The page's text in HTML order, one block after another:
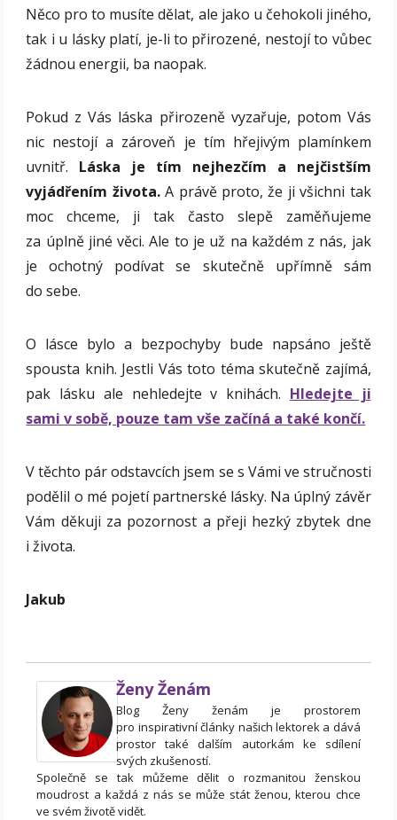
Něco pro to musíte dělat, ale jako u čehokoli jiného,
tak i u lásky platí, je-li to přirozené, nestojí to vůbec
žádnou energii, ba naopak.
Pokud z Vás láska přirozeně vyzařuje, potom Vás
nic nestojí a zároveň je tím hřejivým plamínkem
uvnitř. Láska je tím nejhezčím a nejčistším
vyjádřením života.A právě proto, že ji všichni tak
moc chceme, ji tak často slepě zaměňujeme
za úplně jiné věci. Ale to je už na každém z nás, jak
je ochotný podívat se skutečně upřímně sám
do sebe.
O lásce bylo a bezpochyby bude napsáno ještě
spousta knih. Jestli Vás toto téma skutečně zajímá,
pak lásku ale nehledejte v knihách. Hledejte ji
sami v sobě, pouze tam vše začíná a také končí.
V těchto pár odstavcích jsem se s Vámi ve stručnosti
podělil o mé pojetí partnerské lásky. Na úplný závěr
Vám děkuji za pozornost a přeji hezký zbytek dne
i života.
Jakub
Ženy Ženám
Blog Ženy ženám je prostorem
pro inspirativní články našich lektorek a dává
prostor také dalším autorkám ke sdílení
svých zkušeností.
Společně se tak můžeme dělit o rozmanitou ženskou
moudrost a každá z nás se může stát ženou, kterou chce
ve svém životě vidět.